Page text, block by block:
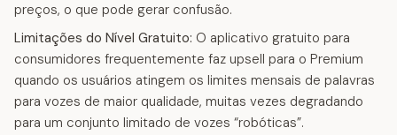
preços, o que pode gerar confusão.
Limitações do Nível Gratuito: O aplicativo gratuito para
consumidores frequentemente faz upsell para o Premium
quando os usuários atingem os limites mensais de palavras
para vozes de maior qualidade, muitas vezes degradando
para um conjunto limitado de vozes “robóticas”.